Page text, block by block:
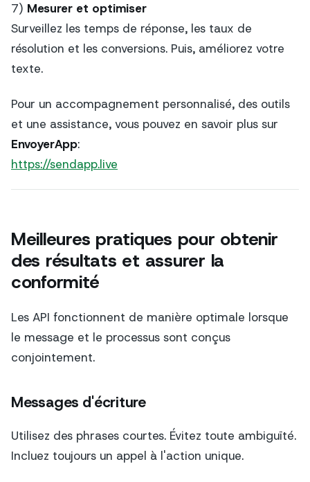
7) Mesurer et optimiser
Surveillez les temps de réponse, les taux de
résolution et les conversions. Puis, améliorez votre
texte.
Pour un accompagnement personnalisé, des outils
et une assistance, vous pouvez en savoir plus sur
EnvoyerApp:
https://sendapp.live
Meilleures pratiques pour obtenir
des résultats et assurer la
conformité
Les API fonctionnent de manière optimale lorsque
le message et le processus sont conçus
conjointement.
Messages d'écriture
Utilisez des phrases courtes. Évitez toute ambiguïté.
Incluez toujours un appel à l'action unique.